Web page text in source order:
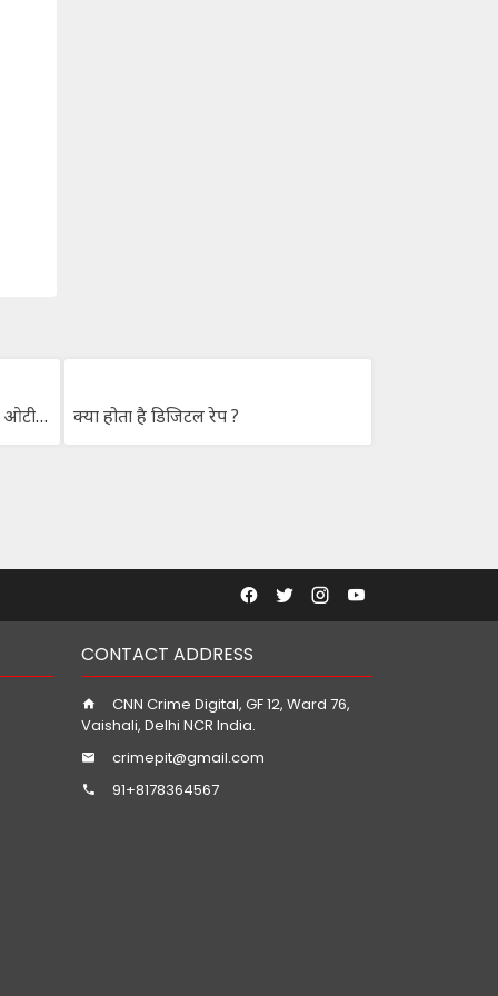
सूचना और प्रसारण मंत्रालय ने इन 18 ओटीटी पर लगाई रोक। क्या होता है डिजिटल रेप ?
CONTACT ADDRESS
CNN Crime Digital, GF 12, Ward 76,
Vaishali, Delhi NCR India.
crimepit@gmail.com
91+8178364567